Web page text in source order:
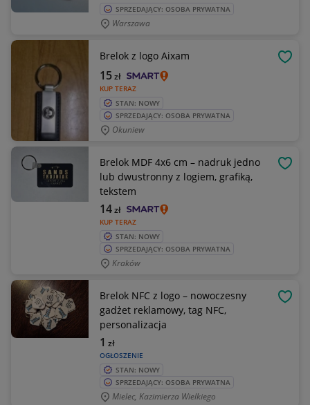
SPRZEDAJĄCY: OSOBA PRYWATNA
Warszawa
Brelok z logo Aixam
KUP TERAZ
15zł
STAN: NOWY
SPRZEDAJĄCY: OSOBA PRYWATNA
Okuniew
Brelok MDF 4x6 cm – nadruk jedno
lub dwustronny z logiem, grafiką,
tekstem
KUP TERAZ
14zł
STAN: NOWY
SPRZEDAJĄCY: OSOBA PRYWATNA
Kraków
Brelok NFC z logo – nowoczesny
gadżet reklamowy, tag NFC,
personalizacja
OGŁOSZENIE
1 zł
STAN: NOWY
SPRZEDAJĄCY: OSOBA PRYWATNA
Mielec, Kazimierza Wielkiego